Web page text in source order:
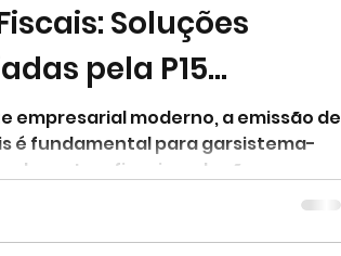
Soluções
pela P15
empresarial moderno, a emissão de
é fundamental para garsistema-
de-notas-fiscais-soluções-